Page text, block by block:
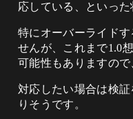
応している、といった
特にオーバーライド
せんが、これまで1.0
可能性もありますので
対応したい場合は検
りそうです。